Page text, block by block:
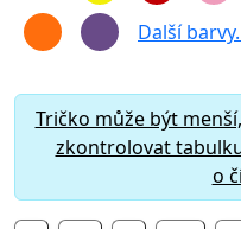
Další
Tričko může být
zkontrolovat
o